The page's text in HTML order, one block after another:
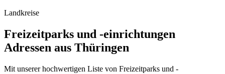
Landkreise
Freizeitparks und -einrichtungen
Adressen aus Thüringen
Mit unserer hochwertigen Liste von Freizeitparks und -